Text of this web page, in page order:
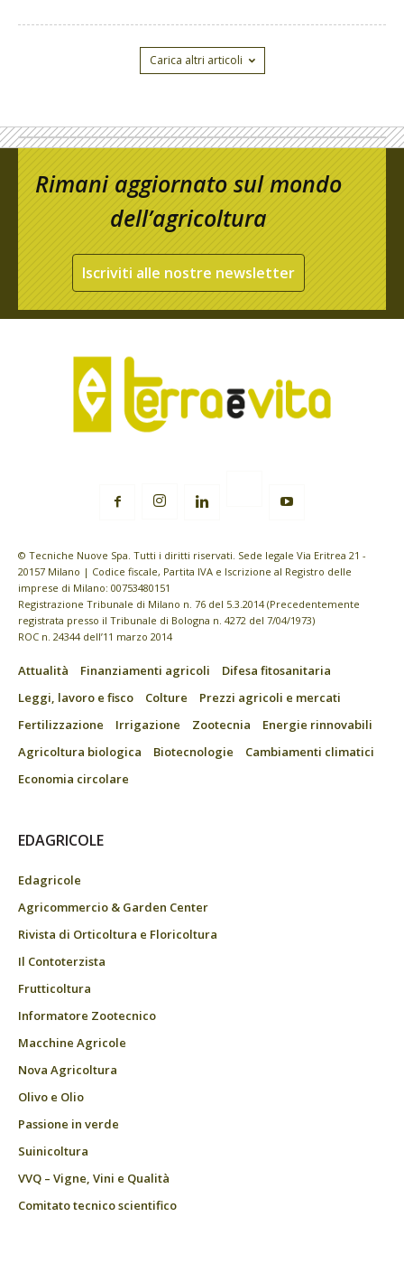
Carica altri articoli
Rimani aggiornato sul mondo
dell’agricoltura
Iscriviti alle nostre newsletter
© Tecniche Nuove Spa. Tutti i diritti riservati. Sede legale Via Eritrea 21 -
20157 Milano | Codice fiscale, Partita IVA e Iscrizione al Registro delle
imprese di Milano: 00753480151
Registrazione Tribunale di Milano n. 76 del 5.3.2014 (Precedentemente
registrata presso il Tribunale di Bologna n. 4272 del 7/04/1973)
ROC n. 24344 dell’11 marzo 2014
Attualità Finanziamenti agricoli
Difesa fitosanitaria
Leggi, lavoro e fisco
Colture
Prezzi agricoli e mercati
Fertilizzazione
Irrigazione Zootecnia
Energie rinnovabili
Agricoltura biologica
Biotecnologie
Cambiamenti climatici
Economia circolare
EDAGRICOLE
Edagricole
Agricommercio & Garden Center
Rivista di Orticoltura e Floricoltura
Il Contoterzista
Frutticoltura
Informatore Zootecnico
Macchine Agricole
Nova Agricoltura
Olivo e Olio
Passione in verde
Suinicoltura
VVQ – Vigne, Vini e Qualità
Comitato tecnico scientifico